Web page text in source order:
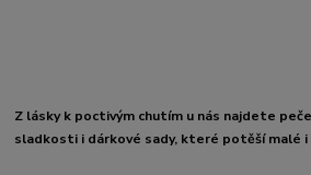
Z lásky k poctivým chutím u nás najdete
sladkosti i dárkové sady, které potěší malé i